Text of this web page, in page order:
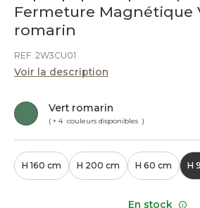
Fermeture Magnétique
romarin
REF. 2W3CU01
Voir la description
Vert romarin
( + 4 couleurs disponibles )
H 160 cm H 200 cm H 60 cm H